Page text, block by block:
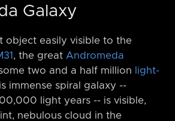
Galaxy
object easily visible to the
, the great Andromeda
two and a half million
light-
immense spiral galaxy -⁠-
light years -⁠- is visible,
nebulous cloud in the